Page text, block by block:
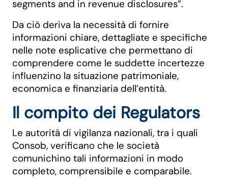
segments and in revenue disclosures”.
Da ciò deriva la necessità di fornire
informazioni chiare, dettagliate e specifiche
nelle note esplicative che permettano di
comprendere come le suddette incertezze
influenzino la situazione patrimoniale,
economica e finanziaria dell’entità.
Il compito dei Regulators
Le autorità di vigilanza nazionali, tra i quali
Consob, verificano che le società
comunichino tali informazioni in modo
completo, comprensibile e comparabile.